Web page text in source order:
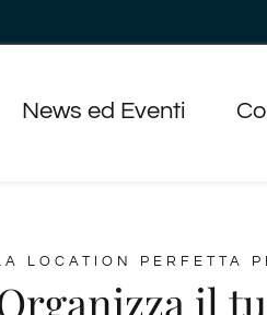
News ed Eventi
LOCATION PERFETTA
il